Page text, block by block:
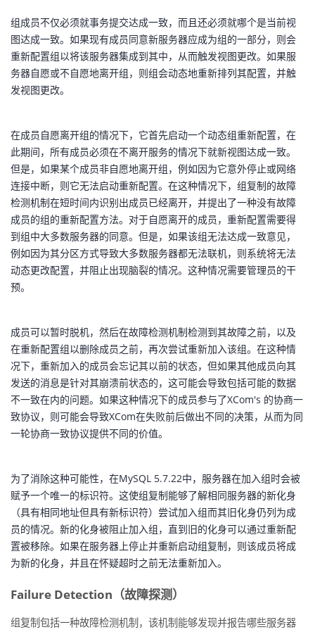
组成员不仅必须就事务提交达成一致，而且还必须就哪个是当前视
图达成一致。如果现有成员同意新服务器应成为组的一部分，则会
重新配置组以将该服务器集成到其中，从而触发视图更改。如果服
务器自愿或不自愿地离开组，则组会动态地重新排列其配置，并触
发视图更改。
在成员自愿离开组的情况下，它首先启动一个动态组重新配置，在
此期间，所有成员必须在不离开服务的情况下就新视图达成一致。
但是，如果某个成员非自愿地离开组，例如因为它意外停止或网络
连接中断，则它无法启动重新配置。在这种情况下，组复制的故障
检测机制在短时间内识别出成员已经离开，并提出了一种没有故障
成员的组的重新配置方法。对于自愿离开的成员，重新配置需要得
到组中大多数服务器的同意。但是，如果该组无法达成一致意见，
例如因为其分区方式导致大多数服务器都无法联机，则系统将无法
动态更改配置，并阻止出现脑裂的情况。这种情况需要管理员的干
预。
成员可以暂时脱机，然后在故障检测机制检测到其故障之前，以及
在重新配置组以删除成员之前，再次尝试重新加入该组。在这种情
况下，重新加入的成员会忘记其以前的状态，但如果其他成员向其
发送的消息是针对其崩溃前状态的，这可能会导致包括可能的数据
不一致在内的问题。如果这种情况下的成员参与了XCom's 的协商一
致协议，则可能会导致XCom在失败前后做出不同的决策，从而为同
一轮协商一致协议提供不同的价值。
为了消除这种可能性，在MySQL 5.7.22中，服务器在加入组时会被
赋予一个唯一的标识符。这使组复制能够了解相同服务器的新化身
（具有相同地址但具有新标识符）尝试加入组而其旧化身仍列为成
员的情况。新的化身被阻止加入组，直到旧的化身可以通过重新配
置被移除。如果在服务器上停止并重新启动组复制，则该成员将成
为新的化身，并且在怀疑超时之前无法重新加入。
Failure Detection（故障探测）
组复制包括一种故障检测机制，该机制能够发现并报告哪些服务器